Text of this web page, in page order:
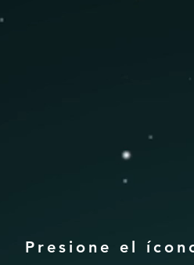
Presione el